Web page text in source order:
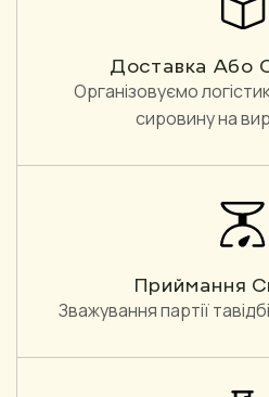
Доставка Або
Організовуємо
сировину на
Приймання
Зважування партії